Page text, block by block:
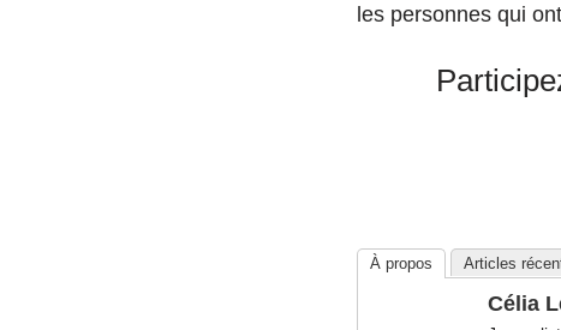
les personnes qui
À propos Articles
Célia